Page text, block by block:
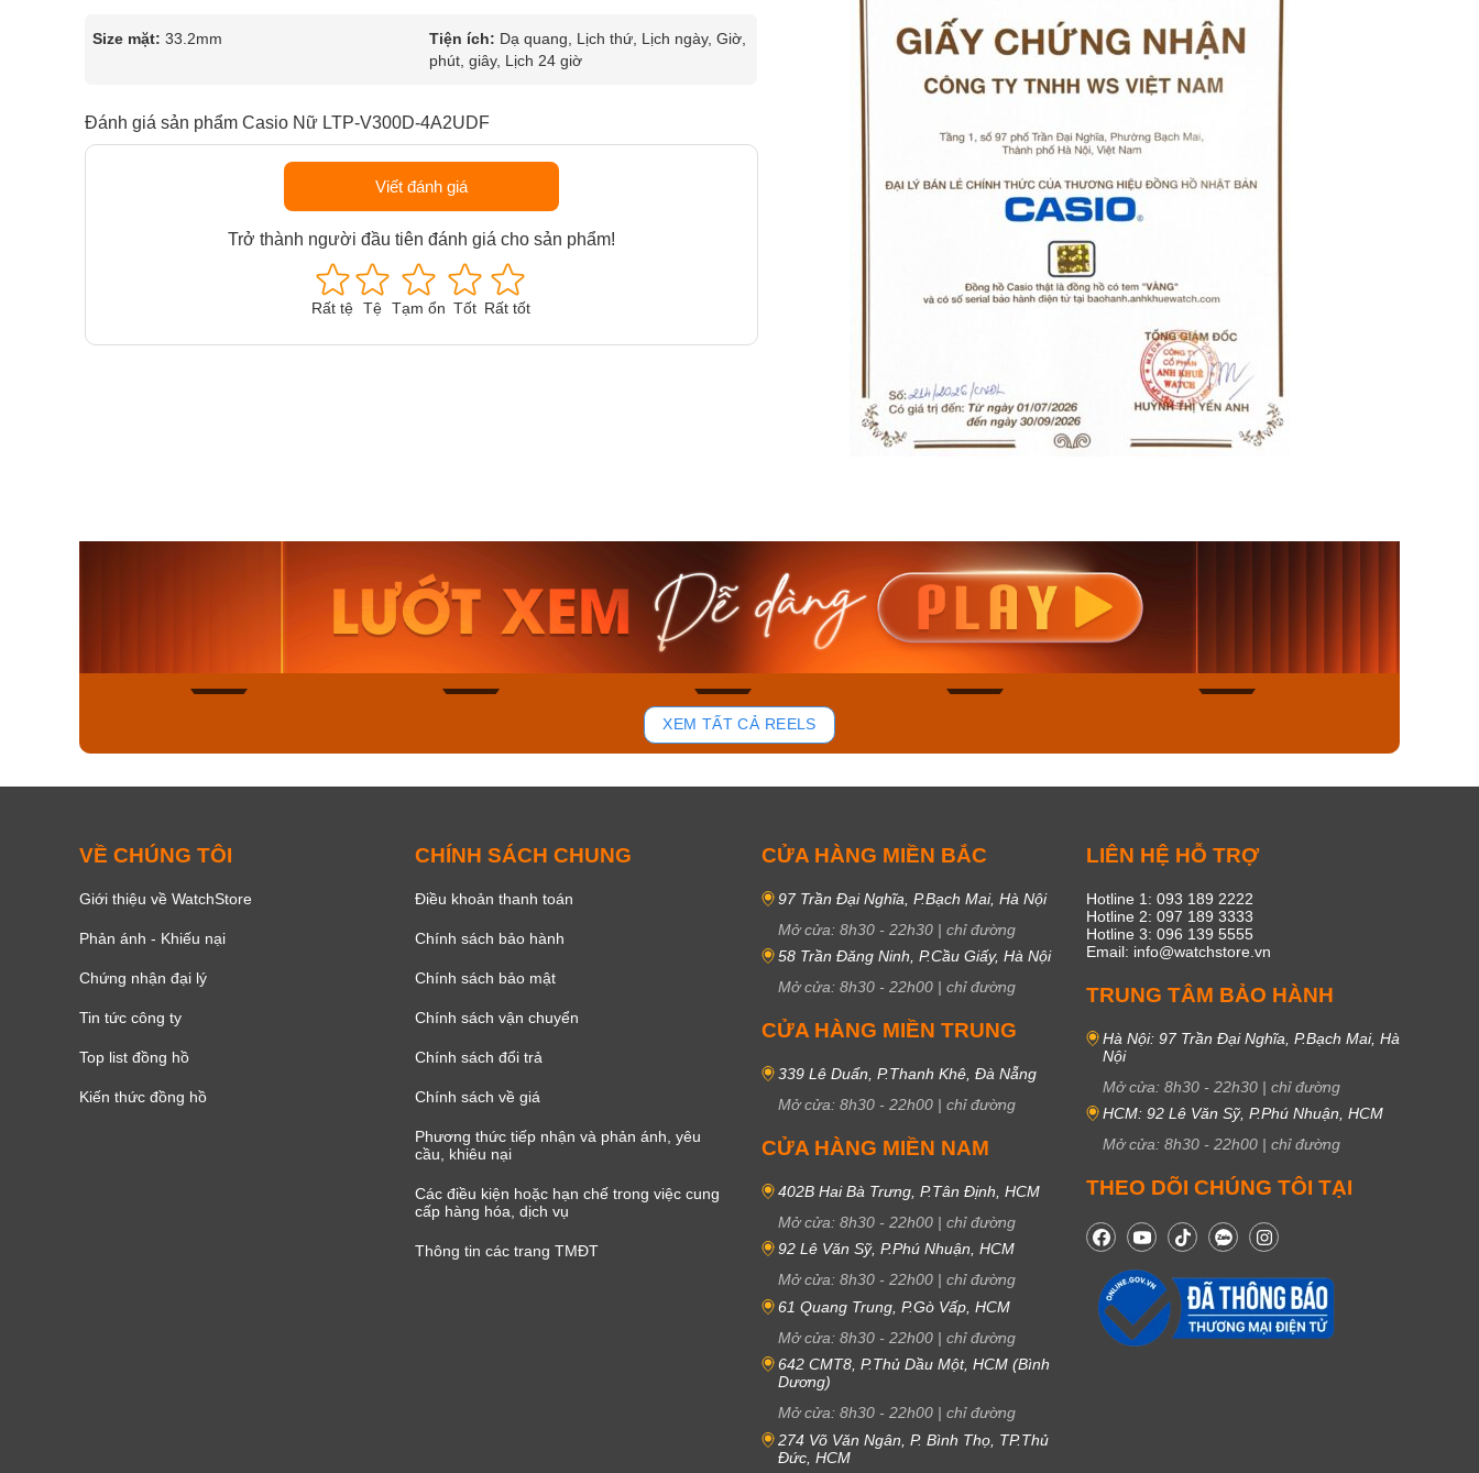
Size mặt: 33.2mm Tiện ích: Dạ quang, Lịch thứ, Lịch ngày, Giờ,
phút, giây, Lịch 24 giờ
Đánh giá sản phẩm Casio Nữ LTP-V300D-4A2UDF
Viết đánh giá
Trở thành người đầu tiên đánh giá cho sản phẩm!
Rất tệ Tệ Tạm ổn Tốt Rất tốt
Casio Nam MTS-
115D-1AVDF
2.823.000₫
2.399.550₫
Mua ngay
43
Casio Nam MTS-
RS100L-1AVDF
4.276.000₫
3.634.600₫
Casio Unisex AQ-
230EL-1ADF
2.117.000₫
1.799.450₫
Mua ngay
XEM TẤT CẢ REELS
VỀ CHÚNG TÔI
Giới thiệu về WatchStore
Phản ánh - Khiếu nại
Chứng nhận đại lý
Tin tức công ty
Top list đồng hồ
Kiến thức đồng hồ
CHÍNH SÁCH CHUNG
Điều khoản thanh toán
Chính sách bảo hành
Chính sách bảo mật
Chính sách vận chuyển
Chính sách đổi trả
Chính sách về giá
Phương thức tiếp nhận và phản ánh, yêu
cầu, khiêu nại
Các điều kiện hoặc hạn chế trong việc cung
cấp hàng hóa, dịch vụ
Thông tin các trang TMĐT
CỬA HÀNG MIỀN BẮC
97 Trần Đại Nghĩa, P.Bạch Mai, Hà Nội
Mở cửa: 8h30 - 22h30 | chỉ đường
58 Trần Đăng Ninh, P.Cầu Giấy, Hà Nội
Mở cửa: 8h30 - 22h00 | chỉ đường
CỬA HÀNG MIỀN TRUNG
339 Lê Duẩn, P.Thanh Khê, Đà Nẵng
Mở cửa: 8h30 - 22h00 | chỉ đường
CỬA HÀNG MIỀN NAM
402B Hai Bà Trưng, P.Tân Định, HCM
Mở cửa: 8h30 - 22h00 | chỉ đường
92 Lê Văn Sỹ, P.Phú Nhuận, HCM
Mở cửa: 8h30 - 22h00 | chỉ đường
61 Quang Trung, P.Gò Vấp, HCM
Mở cửa: 8h30 - 22h00 | chỉ đường
642 CMT8, P.Thủ Dầu Một, HCM (Bình
Dương)
Mở cửa: 8h30 - 22h00 | chỉ đường
274 Võ Văn Ngân, P. Bình Thọ, TP.Thủ
Đức, HCM
LIÊN HỆ HỖ TRỢ
Hotline 1: 093 189 2222
Hotline 2: 097 189 3333
Hotline 3: 096 139 5555
Email: info@watchstore.vn
TRUNG TÂM BẢO HÀNH
Hà Nội: 97 Trần Đại Nghĩa, P.Bạch Mai, Hà
Nội
Mở cửa: 8h30 - 22h30 | chỉ đường
HCM: 92 Lê Văn Sỹ, P.Phú Nhuận, HCM
Mở cửa: 8h30 - 22h00 | chỉ đường
THEO DÕI CHÚNG TÔI TẠI